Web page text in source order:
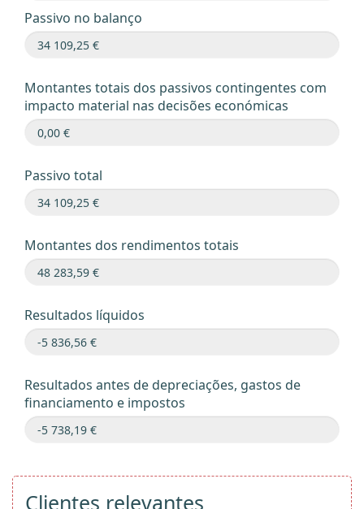
Passivo no balanço
Montantes totais dos passivos contingentes com
impacto material nas decisões económicas
Passivo total
Montantes dos rendimentos totais
Resultados líquidos
Resultados antes de depreciações, gastos de
financiamento e impostos
Clientes relevantes